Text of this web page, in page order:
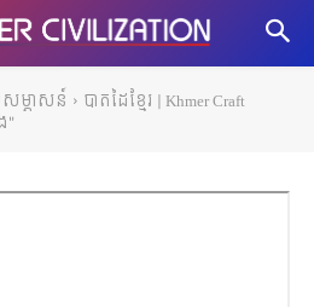
ម្ភាសន៍ បាតដៃខ្មែរ | Khmer Craft
"